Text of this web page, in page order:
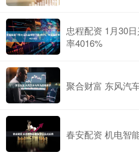
忠程配资 1月30
率4016%
聚合财富 东风汽
春安配资 机电智